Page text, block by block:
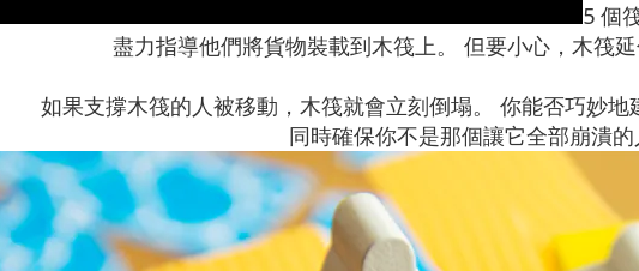
5 個
盡力指導他們將貨物裝載到木筏上。 但要小心，木筏
如果支撐木筏的人被移動，木筏就會立刻倒塌。 你能否巧妙地
同時確保你不是那個讓它全部崩潰的